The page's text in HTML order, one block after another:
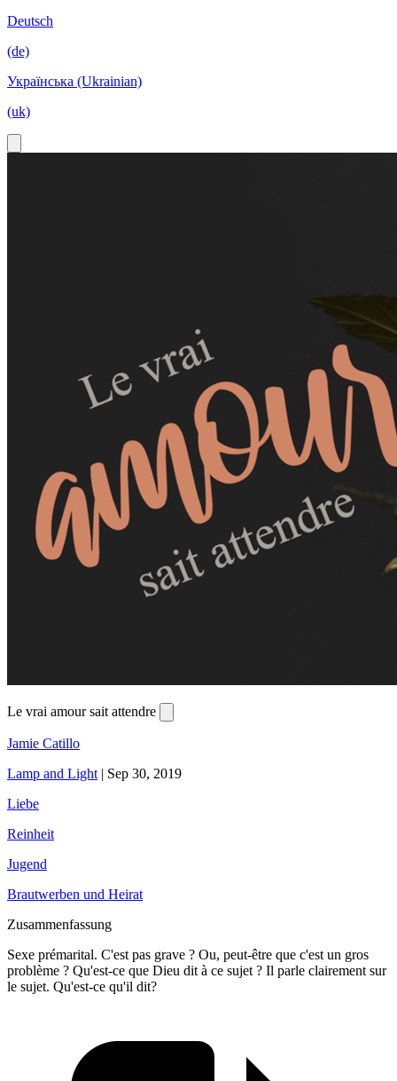
Deutsch
(de)
Українська (Ukrainian)
(uk)
Le vrai amour sait attendre
Jamie Catillo
Lamp and Light | Sep 30, 2019
Liebe
Reinheit
Jugend
Brautwerben und Heirat
Zusammenfassung
Sexe prémarital. C'est pas grave ? Ou, peut-être que c'est un gros
problème ? Qu'est-ce que Dieu dit à ce sujet ? Il parle clairement sur
le sujet. Qu'est-ce qu'il dit?